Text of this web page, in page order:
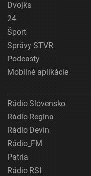
Dvojka
24
Šport
Správy STVR
Podcasty
Mobilné aplikácie
Rádio Slovensko
Rádio Regina
Rádio Devín
Rádio_FM
Patria
Rádio RSI